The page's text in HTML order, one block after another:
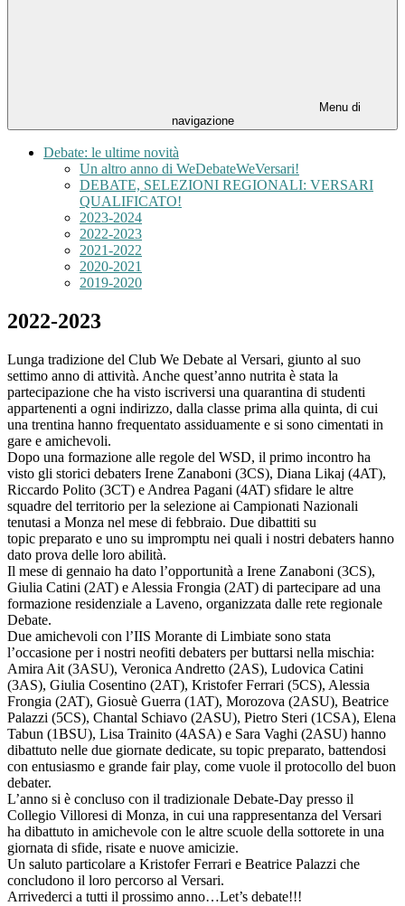
Menu di
navigazione
Debate: le ultime novità
Un altro anno di WeDebateWeVersari!
DEBATE, SELEZIONI REGIONALI: VERSARI
QUALIFICATO!
2023-2024
2022-2023
2021-2022
2020-2021
2019-2020
2022-2023
Lunga tradizione del Club We Debate al Versari, giunto al suo
settimo anno di attività. Anche quest’anno nutrita è stata la
partecipazione che ha visto iscriversi una quarantina di studenti
appartenenti a ogni indirizzo, dalla classe prima alla quinta, di cui
una trentina hanno frequentato assiduamente e si sono cimentati in
gare e amichevoli.
Dopo una formazione alle regole del WSD, il primo incontro ha
visto gli storici debaters Irene Zanaboni (3CS), Diana Likaj (4AT),
Riccardo Polito (3CT) e Andrea Pagani (4AT) sfidare le altre
squadre del territorio per la selezione ai Campionati Nazionali
tenutasi a Monza nel mese di febbraio. Due dibattiti su
topic preparato e uno su impromptu nei quali i nostri debaters hanno
dato prova delle loro abilità.
Il mese di gennaio ha dato l’opportunità a Irene Zanaboni (3CS),
Giulia Catini (2AT) e Alessia Frongia (2AT) di partecipare ad una
formazione residenziale a Laveno, organizzata dalle rete regionale
Debate.
Due amichevoli con l’IIS Morante di Limbiate sono stata
l’occasione per i nostri neofiti debaters per buttarsi nella mischia:
Amira Ait (3ASU), Veronica Andretto (2AS), Ludovica Catini
(3AS), Giulia Cosentino (2AT), Kristofer Ferrari (5CS), Alessia
Frongia (2AT), Giosuè Guerra (1AT), Morozova (2ASU), Beatrice
Palazzi (5CS), Chantal Schiavo (2ASU), Pietro Steri (1CSA), Elena
Tabun (1BSU), Lisa Trainito (4ASA) e Sara Vaghi (2ASU) hanno
dibattuto nelle due giornate dedicate, su topic preparato, battendosi
con entusiasmo e grande fair play, come vuole il protocollo del buon
debater.
L’anno si è concluso con il tradizionale Debate-Day presso il
Collegio Villoresi di Monza, in cui una rappresentanza del Versari
ha dibattuto in amichevole con le altre scuole della sottorete in una
giornata di sfide, risate e nuove amicizie.
Un saluto particolare a Kristofer Ferrari e Beatrice Palazzi che
concludono il loro percorso al Versari.
Arrivederci a tutti il prossimo anno…Let’s debate!!!